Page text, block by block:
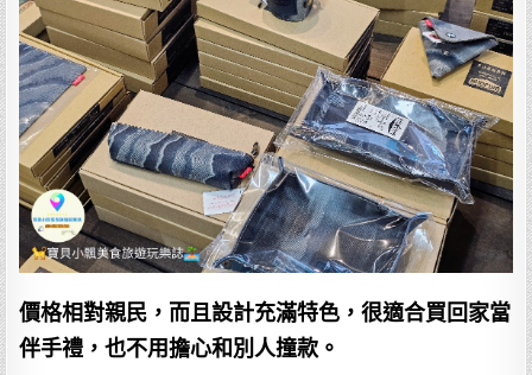
價格相對親民，而且設計充滿特色，很適合買回家當
伴手禮，也不用擔心和別人撞款。